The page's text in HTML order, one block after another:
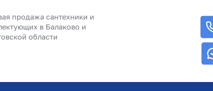
продажа сантехники и
в Балаково и
области